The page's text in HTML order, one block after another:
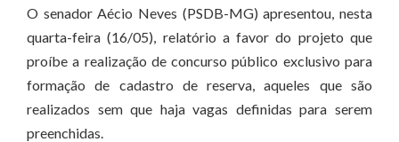
O senador Aécio Neves (PSDB-MG) apresentou, nesta
quarta-feira (16/05), relatório a favor do projeto que
proíbe a realização de concurso público exclusivo para
formação de cadastro de reserva, aqueles que são
realizados sem que haja vagas definidas para serem
preenchidas.